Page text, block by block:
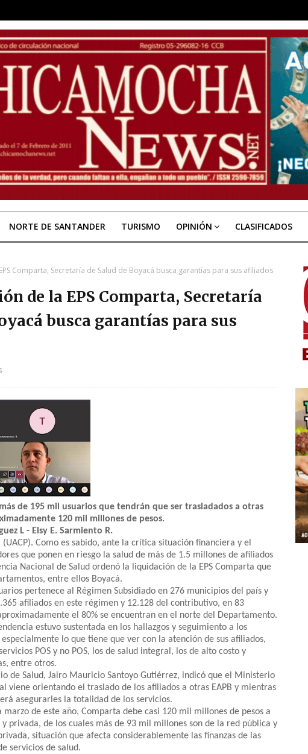
NORTE DE SANTANDER TURISMO OPINIÓN CLASIFICADOS
Comparta, Secretaría de Salud de Boyacá busca garantías para sus afiliados
de la EPS Comparta, Secretaría
busca garantías para sus
de 195 mil usuarios que tendrán que ser trasladados a otras
120 mil millones de pesos.
L - Elsy E. Sarmiento R.
(UACP). Como es sabido, ante la crítica situación financiera y el
que ponen en riesgo la salud de más de 1.5 millones de afiliados
Nacional de Salud ordenó la liquidación de la EPS Comparta que
entre ellos Boyacá.
pertenece al Régimen Subsidiado en 276 municipios del país y
afiliados en este régimen y 12.128 del contributivo, en 83
el 80% se encuentran en el norte del Departamento.
estuvo sustentada en los hallazgos y seguimiento a los
lo que tiene que ver con la atención de sus afiliados,
POS y no POS, los de salud integral, los de alto costo y
entre otros.
de Salud, Jairo Mauricio Santoyo Gutiérrez, indicó que el Ministerio
viene orientando el traslado de los afiliados a otras EAPB y mientras
asegurarles la totalidad de los servicios.
de este año, Comparta debe casi 120 mil millones de pesos a
privada, de los cuales más de 93 mil millones son de la red pública y
situación que afecta considerablemente las finanzas de las
servicios de salud.